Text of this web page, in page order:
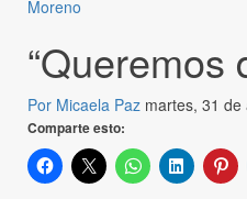
Moreno
“Queremos
Por Micaela Paz martes, 31 de
Comparte esto: